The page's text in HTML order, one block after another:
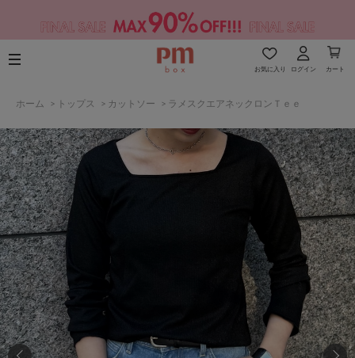
お気に入り ログイン カート
ホーム > トップス > カットソー > ラメスクエアネックロンＴｅｅ